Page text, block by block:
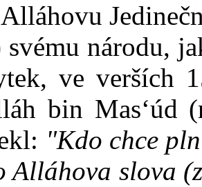
národu,
ve verších
bin Mas‘úd
"Kdo chce
Alláhova slova